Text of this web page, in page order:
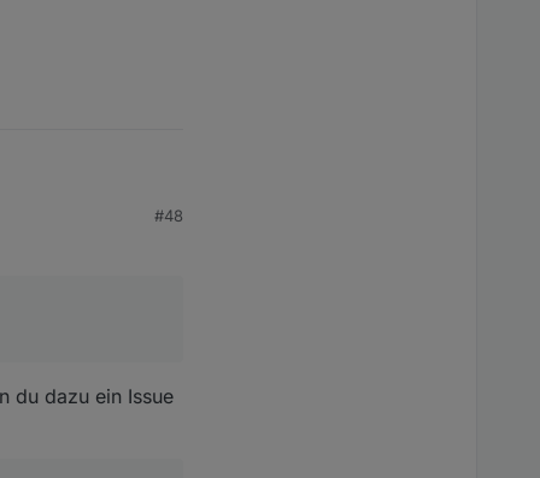
#48
du dazu ein Issue